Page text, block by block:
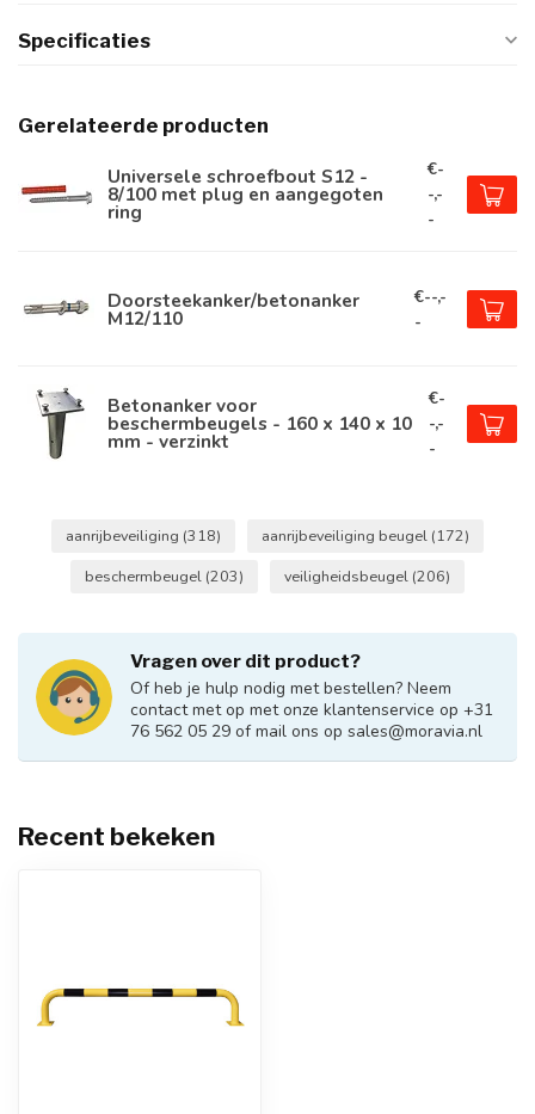
Specificaties
Gerelateerde producten
Universele schroefbout S12 -
8/100 met plug en aangegoten
ring
€-
-,-
-
Doorsteekanker/betonanker
M12/110
€--,-
-
Betonanker voor
beschermbeugels - 160 x 140 x 10
mm - verzinkt
€-
-,-
-
aanrijbeveiliging (318) aanrijbeveiliging beugel (172)
beschermbeugel (203) veiligheidsbeugel (206)
Vragen over dit product?
Of heb je hulp nodig met bestellen? Neem
contact met op met onze klantenservice op +31
76 562 05 29 of mail ons op sales@moravia.nl
Recent bekeken